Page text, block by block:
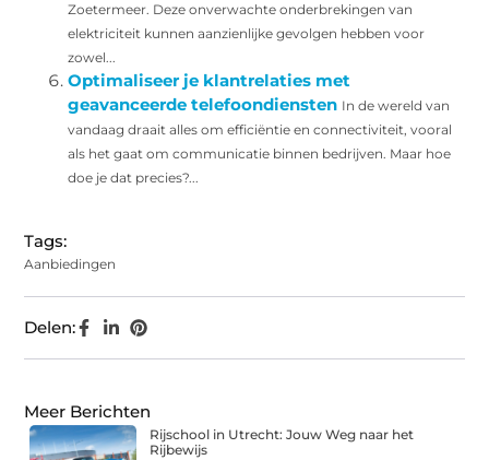
Zoetermeer. Deze onverwachte onderbrekingen van
elektriciteit kunnen aanzienlijke gevolgen hebben voor
zowel...
Optimaliseer je klantrelaties met
geavanceerde telefoondiensten In de wereld van
vandaag draait alles om efficiëntie en connectiviteit, vooral
als het gaat om communicatie binnen bedrijven. Maar hoe
doe je dat precies?...
Tags:
Aanbiedingen
Delen:
Meer Berichten
Rijschool in Utrecht: Jouw Weg naar het
Rijbewijs